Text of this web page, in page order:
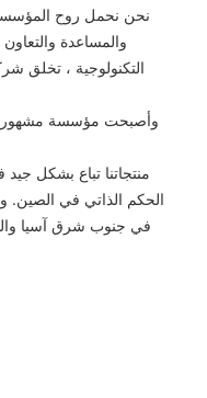
نحن نحمل روح
والمساعدة
التكنولوجية ، تخلق
منتجاتنا تباع بشكل
الحكم الذاتي في الصين.
في جنوب شرق آسيا